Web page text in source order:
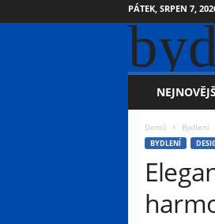
PÁTEK, SRPEN 7,
Domů Bydlení
BYDLENÍ